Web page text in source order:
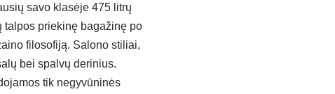
savo klasėje 475 litrų
talpos priekinę bagažinę po
filosofiją. Salono stiliai,
bei spalvų derinius.
tik negyvūninės